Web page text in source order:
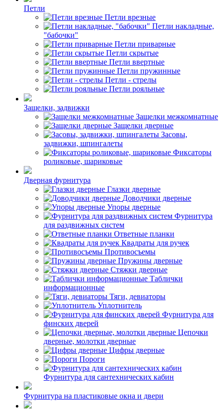
Петли
Петли врезные
Петли накладные,
"бабочки"
Петли приварные
Петли скрытые
Петли ввертные
Петли пружинные
Петли - стрелы
Петли рояльные
Защелки, задвижки
Защелки межкомнатные
Защелки дверные
Засовы,
задвижки, шпингалеты
Фиксаторы
роликовые, шариковые
Дверная фурнитура
Глазки дверные
Доводчики дверные
Упоры дверные
Фурнитура
для раздвижных систем
Ответные планки
Квадраты для ручек
Противосъемы
Пружины дверные
Стяжки дверные
Таблички
информационные
Тяги, девиаторы
Уплотнитель
Фурнитура для
финских дверей
Цепочки
дверные, молотки дверные
Цифры дверные
Пороги
Фурнитура для сантехнических кабин
Фурнитура на пластиковые окна и двери